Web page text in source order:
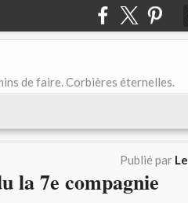
de faire. Corbières éternelles.
Publié par
la 7e compagnie